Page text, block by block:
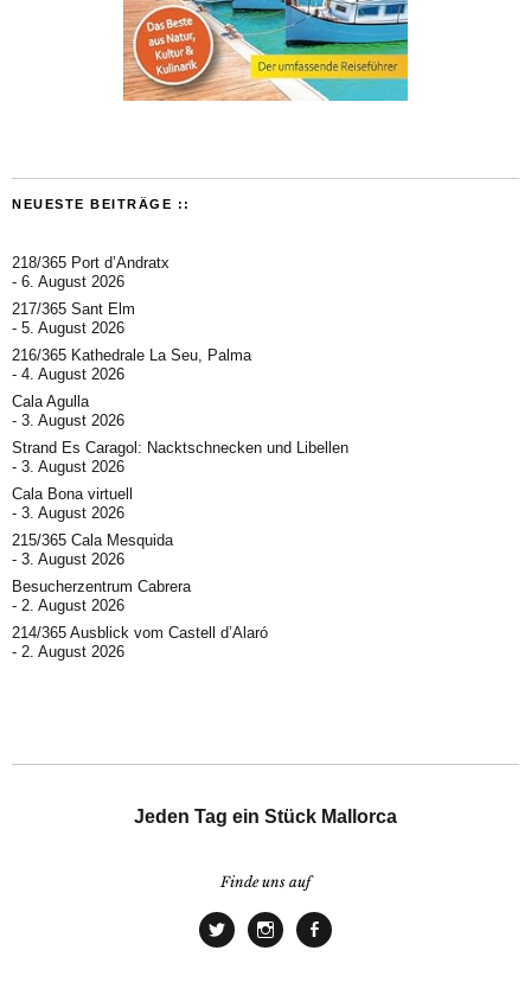
NEUESTE BEITRÄGE ::
218/365 Port d’Andratx
6. August 2026
217/365 Sant Elm
5. August 2026
216/365 Kathedrale La Seu, Palma
4. August 2026
Cala Agulla
3. August 2026
Strand Es Caragol: Nacktschnecken und Libellen
3. August 2026
Cala Bona virtuell
3. August 2026
215/365 Cala Mesquida
3. August 2026
Besucherzentrum Cabrera
2. August 2026
214/365 Ausblick vom Castell d’Alaró
2. August 2026
Jeden Tag ein Stück Mallorca
Finde uns auf